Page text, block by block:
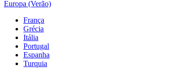
Europa (Verão)
França
Grécia
Itália
Portugal
Espanha
Turquia